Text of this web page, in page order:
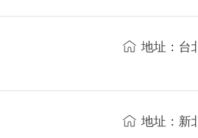
地址：台
地址：新